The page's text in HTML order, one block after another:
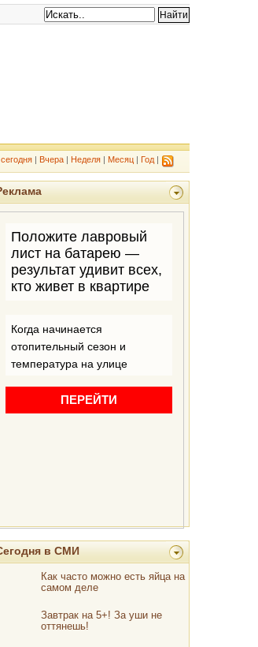
| Вчера| Неделя| Месяц| Год|
в СМИ
Как часто можно есть яйца на
самом деле
Завтрак на 5+! За уши не
оттянешь!